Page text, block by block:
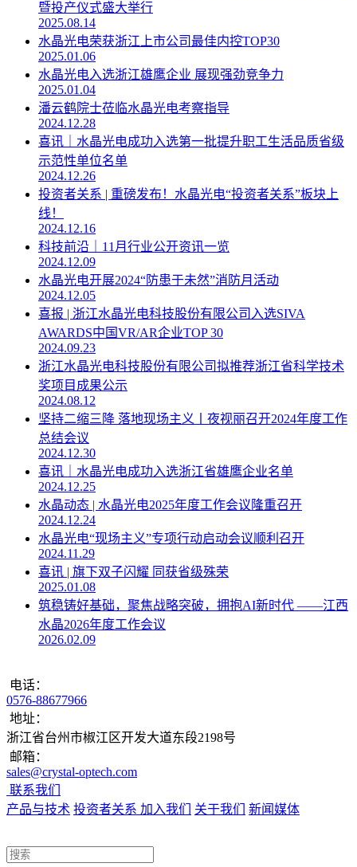
暨投产仪式盛大举行
2025.08.14
水晶光电荣获浙江上市公司最佳内控TOP30
2025.01.06
水晶光电入选浙江雄鹰企业 展现强劲竞争力
2025.01.04
潘云鹤院士莅临水晶光电考察指导
2024.12.28
喜讯｜水晶光电成功入选第一批提升职工生活品质省级
示范性单位名单
2024.12.26
投资者关系 | 重磅发布！水晶光电“投资者关系”板块上
线！
2024.12.16
科技前沿｜11月行业公开资讯一览
2024.12.09
水晶光电开展2024“防患于未然”消防月活动
2024.12.05
喜报 | 浙江水晶光电科技股份有限公司入选SIVA
AWARDS中国VR/AR企业TOP 30
2024.09.23
浙江水晶光电科技股份有限公司拟推荐浙江省科学技术
奖项目成果公示
2024.08.12
坚持二缩三降 落地现场主义丨夜视丽召开2024年度工作
总结会议
2024.12.30
喜讯｜水晶光电成功入选浙江省雄鹰企业名单
2024.12.25
水晶动态 | 水晶光电2025年度工作会议隆重召开
2024.12.24
水晶光电“现场主义”专项行动启动会议顺利召开
2024.11.29
喜讯 | 旗下双子闪耀 同获省级殊荣
2025.01.08
筑稳铸好基础，聚焦战略突破，拥抱AI新时代 ——江西
水晶2026年度工作会议
2026.02.09
电话：
0576-88677966
地址：
浙江省台州市椒江区开发大道东段2198号
邮箱：
sales@crystal-optech.com
联系我们
产品与技术 投资者关系 加入我们 关于我们 新闻媒体